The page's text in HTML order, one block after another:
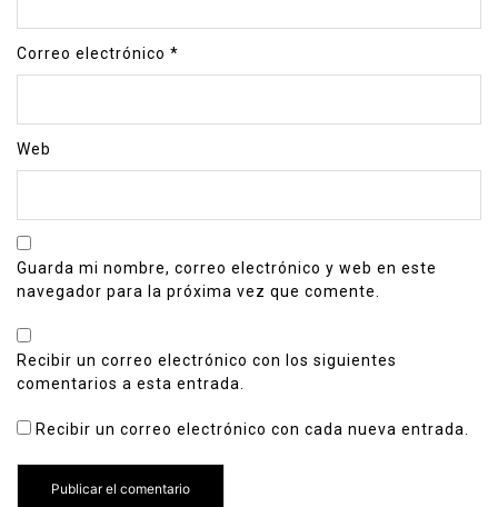
Correo electrónico *
Web
Guarda mi nombre, correo electrónico y web en este
navegador para la próxima vez que comente.
Recibir un correo electrónico con los siguientes
comentarios a esta entrada.
Recibir un correo electrónico con cada nueva entrada.